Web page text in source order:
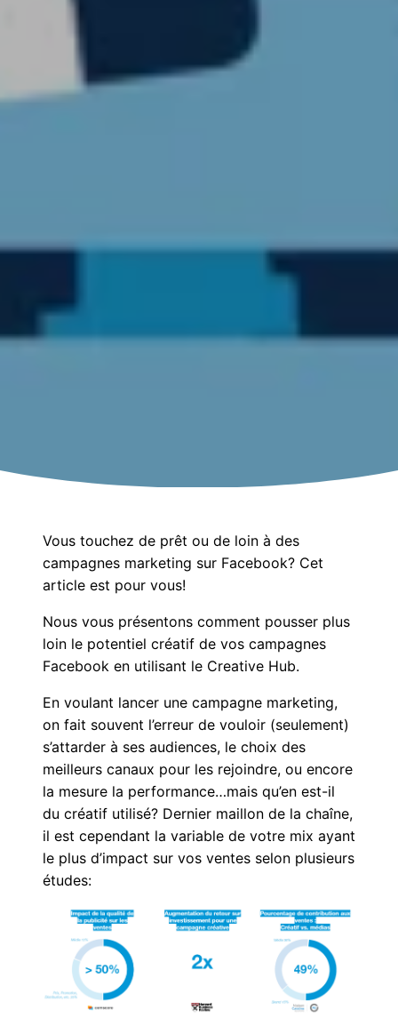
Vous touchez de prêt ou de loin à des
campagnes marketing sur Facebook? Cet
article est pour vous!
Nous vous présentons comment pousser plus
loin le potentiel créatif de vos campagnes
Facebook en utilisant le Creative Hub.
En voulant lancer une campagne marketing,
on fait souvent l’erreur de vouloir (seulement)
s’attarder à ses audiences, le choix des
meilleurs canaux pour les rejoindre, ou encore
la mesure la performance…mais qu’en est-il
du créatif utilisé? Dernier maillon de la chaîne,
il est cependant la variable de votre mix ayant
le plus d’impact sur vos ventes selon plusieurs
études: